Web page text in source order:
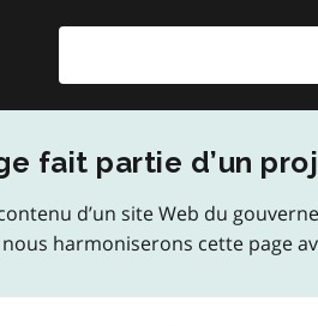
fait partie d’un
d’un site Web du
harmoniserons cette page